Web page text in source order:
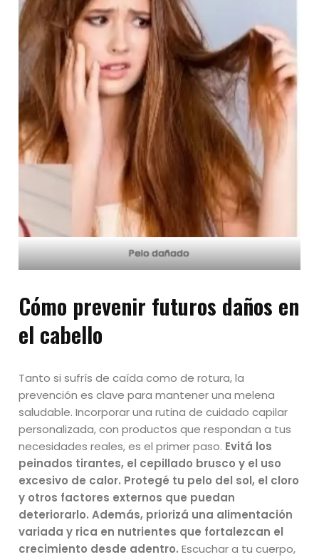
Pelo dañado
Cómo prevenir futuros daños en
el cabello
Tanto si sufrís de caída como de rotura, la
prevención es clave para mantener una melena
saludable. Incorporar una rutina de cuidado capilar
personalizada, con productos que respondan a tus
necesidades reales, es el primer paso. Evitá los
peinados tirantes, el cepillado brusco y el uso
excesivo de calor. Protegé tu pelo del sol, el cloro
y otros factores externos que puedan
deteriorarlo. Además, priorizá una alimentación
variada y rica en nutrientes que fortalezcan el
crecimiento desde adentro.Escuchar a tu cuerpo,